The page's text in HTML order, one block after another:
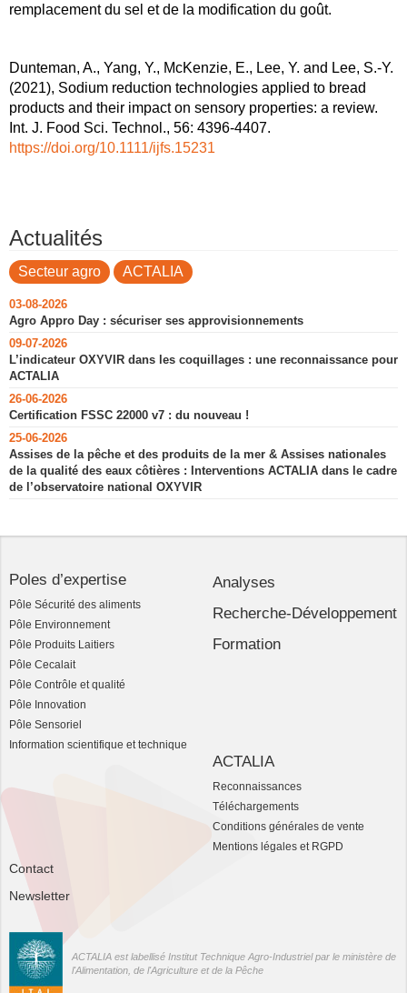
remplacement du sel et de la modification du goût.
Dunteman, A., Yang, Y., McKenzie, E., Lee, Y. and Lee, S.-Y.
(2021), Sodium reduction technologies applied to bread
products and their impact on sensory properties: a review.
Int. J. Food Sci. Technol., 56: 4396-4407.
https://doi.org/10.1111/ijfs.15231
Actualités
Secteur agro ACTALIA
03-08-2026
Agro Appro Day : sécuriser ses approvisionnements
09-07-2026
L’indicateur OXYVIR dans les coquillages : une reconnaissance pour
ACTALIA
26-06-2026
Certification FSSC 22000 v7 : du nouveau !
25-06-2026
Assises de la pêche et des produits de la mer & Assises nationales
de la qualité des eaux côtières : Interventions ACTALIA dans le cadre
de l’observatoire national OXYVIR
Poles d’expertise
Pôle Sécurité des aliments
Pôle Environnement
Pôle Produits Laitiers
Pôle Cecalait
Pôle Contrôle et qualité
Pôle Innovation
Pôle Sensoriel
Information scientifique et technique
Analyses
Recherche-Développement
Formation
ACTALIA
Reconnaissances
Téléchargements
Conditions générales de vente
Mentions légales et RGPD
Contact
Newsletter
ACTALIA est labellisé Institut Technique Agro-Industriel par le ministère de
l'Alimentation, de l'Agriculture et de la Pêche